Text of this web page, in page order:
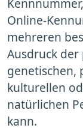
Online-
mehreren
Ausdruck der
genetischen,
kulturellen
natürlichen
kann.